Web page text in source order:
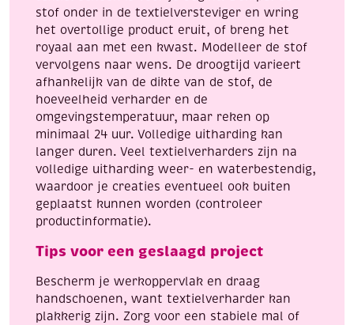
stof onder in de textielversteviger en wring
het overtollige product eruit, of breng het
royaal aan met een kwast. Modelleer de stof
vervolgens naar wens. De droogtijd varieert
afhankelijk van de dikte van de stof, de
hoeveelheid verharder en de
omgevingstemperatuur, maar reken op
minimaal 24 uur. Volledige uitharding kan
langer duren. Veel textielverharders zijn na
volledige uitharding weer- en waterbestendig,
waardoor je creaties eventueel ook buiten
geplaatst kunnen worden (controleer
productinformatie).
Tips voor een geslaagd project
Bescherm je werkoppervlak en draag
handschoenen, want textielverharder kan
plakkerig zijn. Zorg voor een stabiele mal of